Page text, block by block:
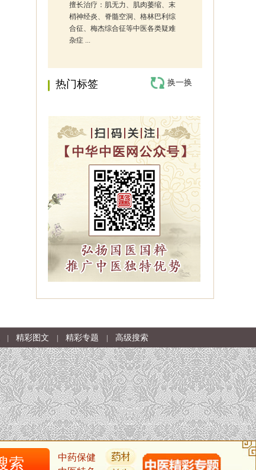
擅长治疗：肌无力、肌肉萎缩、末
梢神经炎、脊髓空洞、格林巴利综
合征、梅杰综合征等中医各类疑难
杂症 ...
热门标签 换一换
精彩图文 精彩专题 高级搜索
中药保健